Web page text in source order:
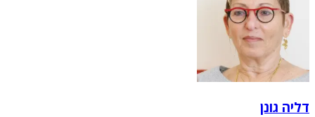
דליה גונן